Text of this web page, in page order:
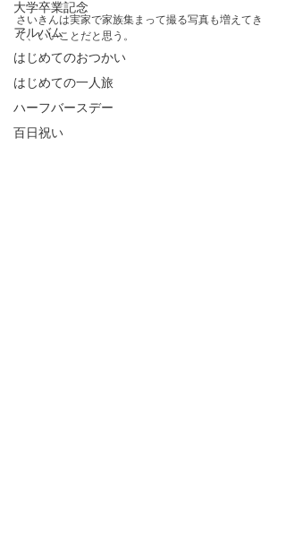
大学卒業記念
アルバム
はじめてのおつかい
はじめての一人旅
ハーフバースデー
百日祝い
さいきんは実家で家族集まって撮る写真も増えてき
て、いいことだと思う。